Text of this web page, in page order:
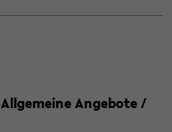
Angebote /